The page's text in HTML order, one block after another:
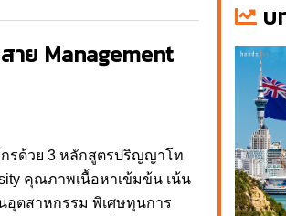
าย Management
รด้วย 3 หลักสูตรปริญญาโท
คุณภาพเนื้อหาเข้มข้น เน้น
อุตสาหกรรม พิเศษทุนการ
บ